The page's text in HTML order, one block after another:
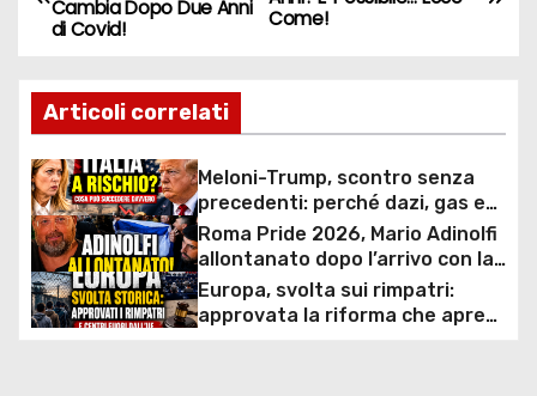
a
i
g
a
z
i
Come!
Cambia Dopo Due Anni
di Covid!
Articoli correlati
Meloni-Trump, scontro senza
precedenti: perché dazi, gas e
rapporti diplomatici possono
costare caro all’Italia
Roma Pride 2026, Mario Adinolfi
allontanato dopo l’arrivo con la
bandiera di Israele: scontro
politico e polemiche sui diritti
Europa, svolta sui rimpatri:
approvata la riforma che apre